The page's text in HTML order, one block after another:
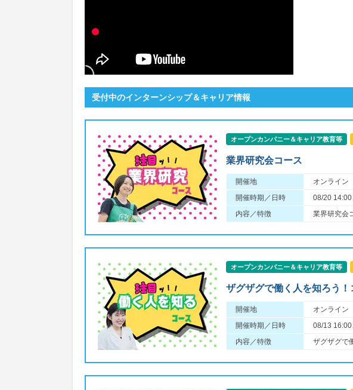
受付中のインターンシップ＆キャリア情報
オープンカンパニー＆キャリア教育等
業界研究会コース
開催地
オンライン
開催時期／日時
08/20
内容／特徴
業界研究会
オープンカンパニー＆キャリア教育等
ザグザグで働く人を知ろう！
開催地
オンライン
開催時期／日時
08/13
内容／特徴
ザグザグで